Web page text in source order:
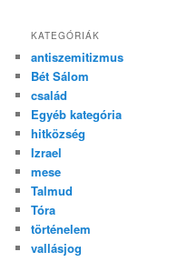
KATEGÓRIÁK
antiszemitizmus
Bét Sálom
család
Egyéb kategória
hitközség
Izrael
mese
Talmud
Tóra
történelem
vallásjog